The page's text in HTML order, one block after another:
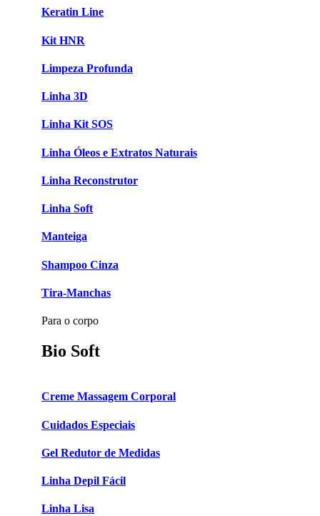
Keratin Line
Kit HNR
Limpeza Profunda
Linha 3D
Linha Kit SOS
Linha Óleos e Extratos Naturais
Linha Reconstrutor
Linha Soft
Manteiga
Shampoo Cinza
Tira-Manchas
Para o corpo
Bio Soft
Creme Massagem Corporal
Cuidados Especiais
Gel Redutor de Medidas
Linha Depil Fácil
Linha Lisa